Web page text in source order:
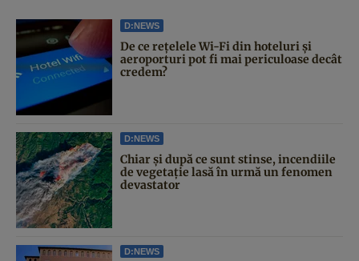
D:NEWS
De ce rețelele Wi-Fi din hoteluri și
aeroporturi pot fi mai periculoase decât
credem?
D:NEWS
Chiar și după ce sunt stinse, incendiile
de vegetație lasă în urmă un fenomen
devastator
D:NEWS